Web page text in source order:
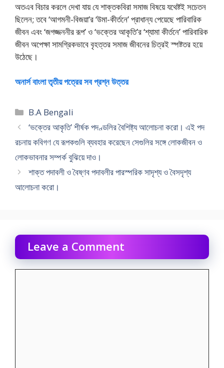
অতএব বিচার করলে দেখা যায় যে শাক্তকবিরা সমাজ বিষয়ে যথেষ্টই সচেতন
ছিলেন; তবে ‘আগমনী-বিজয়া’র ‘উমা-কীর্তনে’ প্রাধান্য পেয়েছে পারিবারিক
জীবন এবং ‘জগজ্জননীর রূপ’ ও ‘ভক্তের আকৃতি’র ‘শ্যামা কীর্তনে’ পারিবারিক
জীবন অপেক্ষা সামগ্রিকভাবে বৃহত্তর সমাজ জীবনের চিত্রই স্পষ্টতর হয়ে
উঠেছে।
অনার্স বাংলা তৃতীয় পত্রের সব প্রশ্ন উত্তর
Categories
B.A Bengali
‘ভক্তের আকৃতি’ শীর্ষক পদণ্ডলির বৈশিষ্ট্য আলোচনা করো। এই পদ
রচনায় কবিগণ যে রূপকগুলি ব্যবহার করেছেন সেগুলির সঙ্গে লোকজীবন ও
লোকভাবনার সম্পর্ক বুঝিয়ে দাও।
শাক্ত পদাবলী ও বৈষ্ণব পদাবলীর পারস্পরিক সাদৃশ্য ও বৈসদৃশ্য
আলোচনা করো।
Leave a Comment